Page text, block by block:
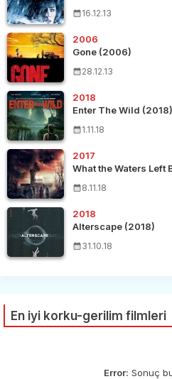
16.12.13
2006
Gone (2006)
28.12.13
2018
Enter The Wild (2018)
1.11.18
2017
What the Waters Left
8.11.18
2018
Alterscape (2018)
31.10.18
En iyi korku-gerilim filmleri
Error: Sonuç